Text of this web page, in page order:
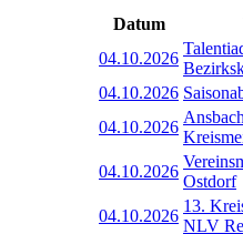
Datum
04.10.2026
04.10.2026
04.10.2026
04.10.2026
Ostdorf
04.10.2026
13.
NLV